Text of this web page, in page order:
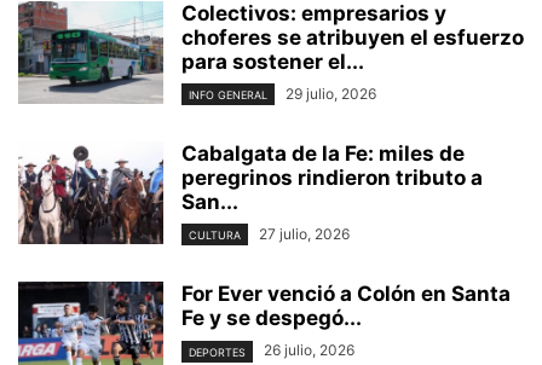
Colectivos: empresarios y
choferes se atribuyen el esfuerzo
para sostener el...
INFO GENERAL 29 julio, 2026
Cabalgata de la Fe: miles de
peregrinos rindieron tributo a
San...
CULTURA 27 julio, 2026
For Ever venció a Colón en Santa
Fe y se despegó...
DEPORTES 26 julio, 2026